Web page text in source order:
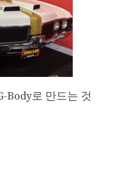
Body로 만드는 것